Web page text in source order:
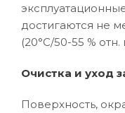
достигаются не
(20°C/50-55 %
Очистка и уход
Поверхность,